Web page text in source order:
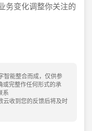
务变化调整你关注的
智能整合而成，仅供参
或完整作任何形式的承
系
收到您的反馈后将及时